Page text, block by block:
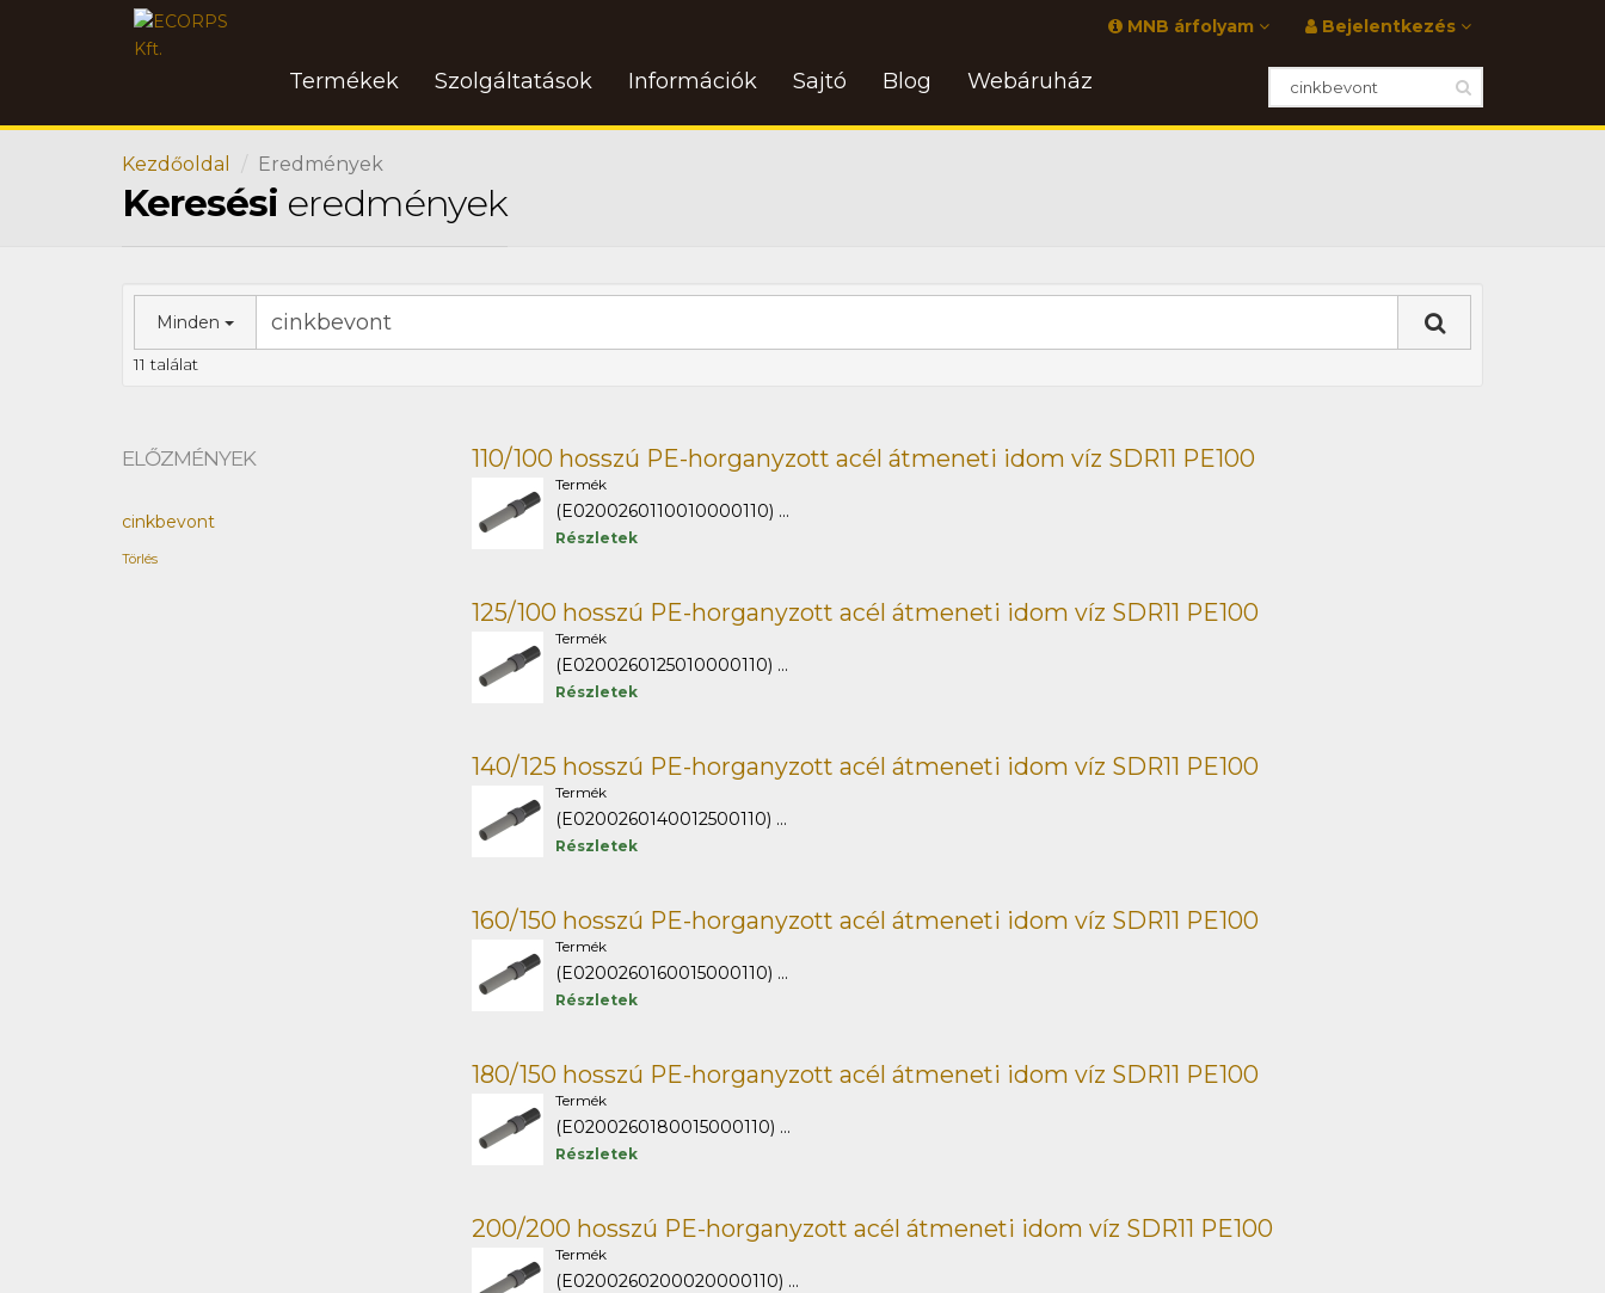
Bejelentkezés
MNB árfolyam
Termékek Szolgáltatások Információk Sajtó Blog Webáruház
Kezdőoldal Eredmények
Keresési eredmények
Minden
11 találat
ELŐZMÉNYEK
cinkbevont
Törlés
110/100 hosszú PE-horganyzott acél átmeneti idom víz SDR11 PE100
Termék
(E0200260110010000110) ...
Részletek
125/100 hosszú PE-horganyzott acél átmeneti idom víz SDR11 PE100
Termék
(E0200260125010000110) ...
Részletek
140/125 hosszú PE-horganyzott acél átmeneti idom víz SDR11 PE100
Termék
(E0200260140012500110) ...
Részletek
160/150 hosszú PE-horganyzott acél átmeneti idom víz SDR11 PE100
Termék
(E0200260160015000110) ...
Részletek
180/150 hosszú PE-horganyzott acél átmeneti idom víz SDR11 PE100
Termék
(E0200260180015000110) ...
Részletek
200/200 hosszú PE-horganyzott acél átmeneti idom víz SDR11 PE100
Termék
(E0200260200020000110) ...